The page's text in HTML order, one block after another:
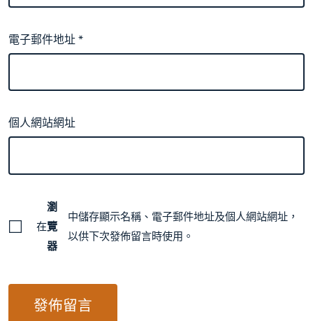
電子郵件地址*
個人網站網址
在
瀏
覽
器
中儲存顯示名稱、電子郵件地址及個人網站網址，
以供下次發佈留言時使用。